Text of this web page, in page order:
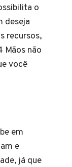
o
deseja
recursos,
Mãos não
você
em
e
já que